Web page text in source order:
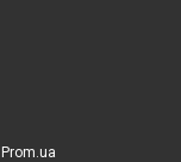
Prom.ua